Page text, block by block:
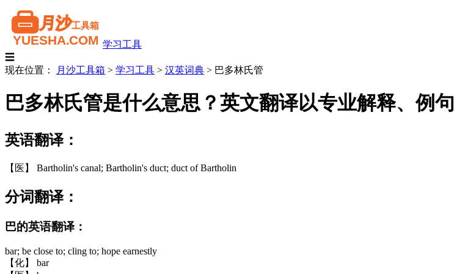
学习工具
☰
现在位置：
月沙工具箱 > 学习工具 > 汉英词典 > 巴多林氏管
巴多林氏管是什么意思？英文翻译以专业解释、例句
英语翻译：
【医】 Bartholin's canal; Bartholin's duct; duct of Bartholin
分词翻译：
巴的英语翻译：
bar; be close to; cling to; hope earnestly
【化】 bar